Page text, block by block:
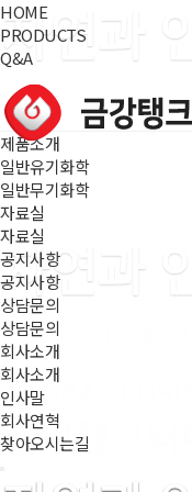
HOME
PRODUCTS
Q&A
제품소개
일반유기화학
일반무기화학
자료실
자료실
공지사항
공지사항
상담문의
상담문의
회사소개
회사소개
인사말
회사연혁
찾아오시는길